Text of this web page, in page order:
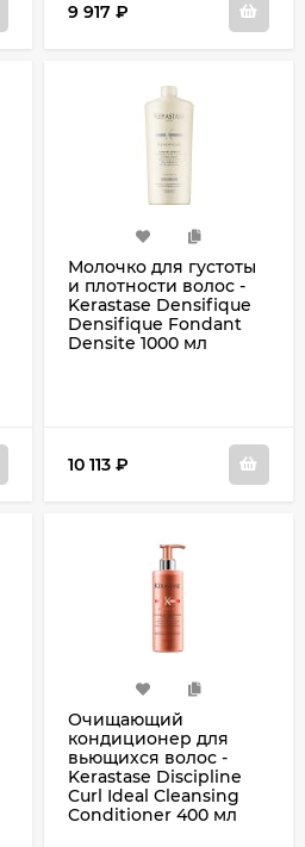
9 917 ₽
Молочко для густоты
и плотности волос -
Kerastase Densifique
Densifique Fondant
Densite 1000 мл
10 113 ₽
Очищающий
кондиционер для
вьющихся волос -
Kerastase Discipline
Curl Ideal Cleansing
Conditioner 400 мл